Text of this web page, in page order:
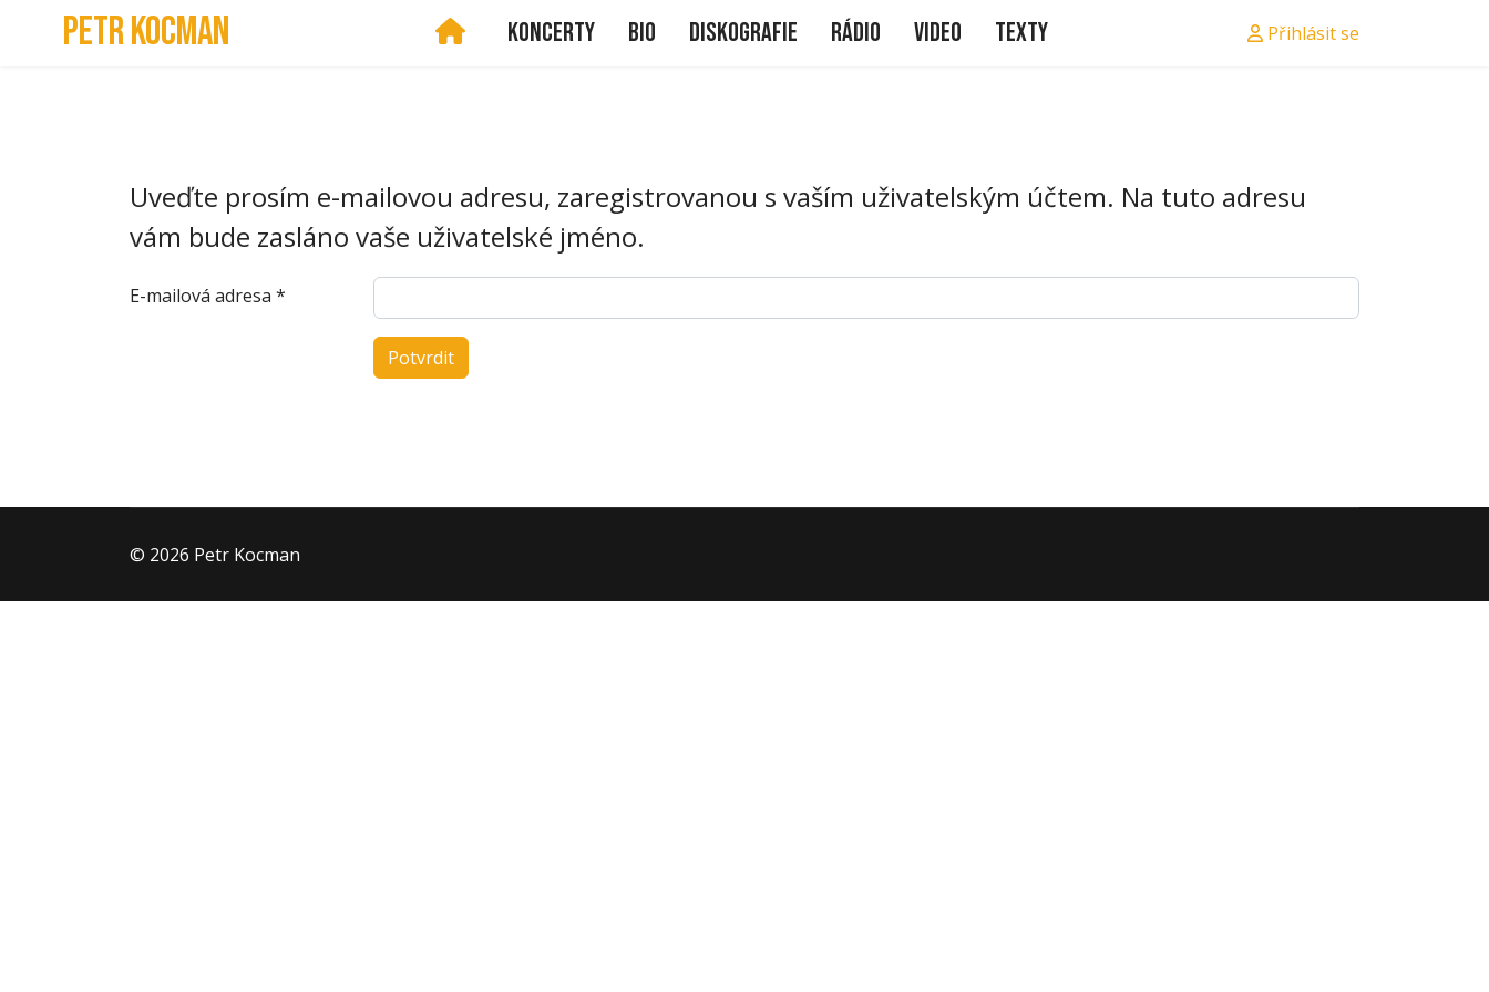
Petr Kocman HomeKoncerty Bio Diskografie Rádio Video Texty Přihlásit se
Uveďte prosím e-mailovou adresu, zaregistrovanou s vaším uživatelským účtem. Na tuto adresu
vám bude zasláno vaše uživatelské jméno.
E-mailová adresa *
Potvrdit
© 2026 Petr Kocman